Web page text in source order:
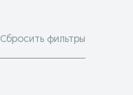
Сбросить фильтры